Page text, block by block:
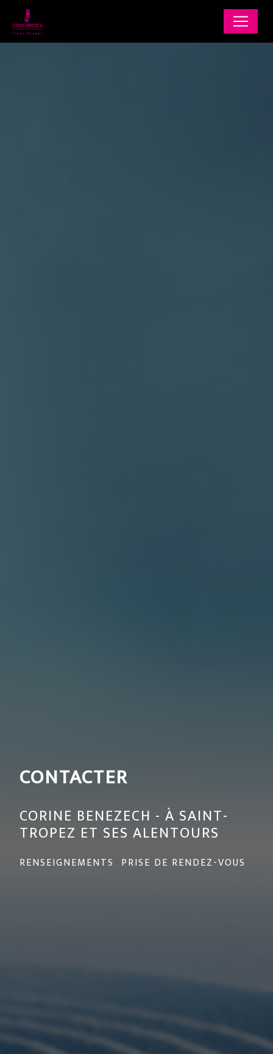
CONTACTER
CORINE BENEZECH - À SAINT-
TROPEZ ET SES ALENTOURS
RENSEIGNEMENTS PRISE DE RENDEZ-VOUS
Panneau de gestion des cookies